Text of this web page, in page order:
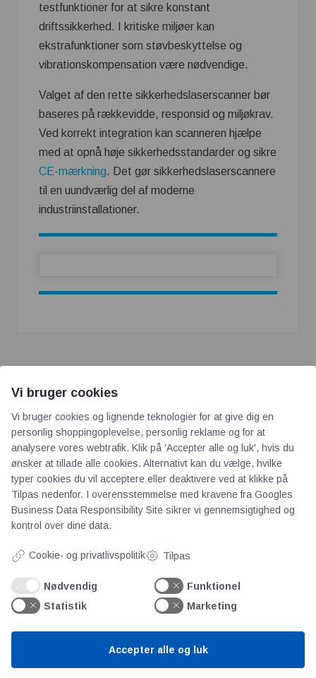
testfunktioner for at sikre konstant
driftssikkerhed. I kritiske miljøer kan
ekstrafunktioner som støvbeskyttelse og
vibrationskompensation være nødvendige.
Valget af den rette sikkerhedslaserscanner bør
baseres på rækkevidde, responsid og miljøkrav.
Ved korrekt integration kan scanneren hjælpe
med at opnå høje sikkerhedsstandarder og sikre
CE-mærkning. Det gør sikkerhedslaserscannere
til en uundværlig del af moderne
industriinstallationer.
AOT
Om os
Priser
Kontakt
Persondata
Videncentre
Teknologisk Institut
Videncentre
Vi bruger cookies
Vi bruger cookies og lignende teknologier for at give dig en
personlig shoppingoplevelse, personlig reklame og for at
analysere vores webtrafik. Klik på 'Accepter alle og luk', hvis du
ønsker at tillade alle cookies. Alternativt kan du vælge, hvilke
typer cookies du vil acceptere eller deaktivere ved at klikke på
Tilpas nedenfor. I overensstemmelse med kravene fra Googles
Business Data Responsibility Site sikrer vi gennemsigtighed og
kontrol over dine data.
Cookie- og privatlivspolitik Tilpas
Nødvendig
Funktionel
Statistik
Marketing
Accepter alle og luk